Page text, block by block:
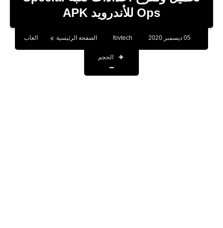
Ops للأندرويد APK
05 ديسمبر 2020 fovtech الصفحة الرئيسية العاب
الحجم